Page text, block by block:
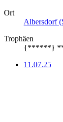
Ort
Albersdorf
Trophäen
{******}
11.07.25